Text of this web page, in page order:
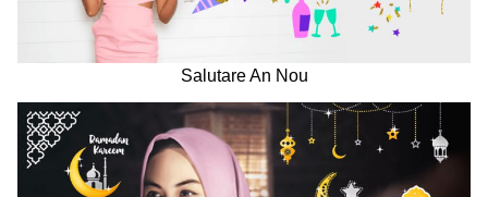
Salutare An Nou